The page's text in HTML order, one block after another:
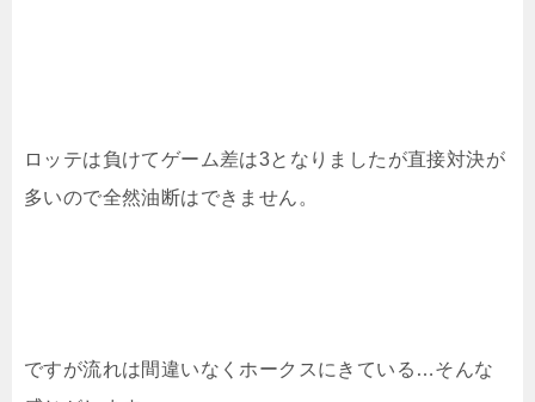
ロッテは負けてゲーム差は3となりましたが直接対決が
多いので全然油断はできません。
ですが流れは間違いなくホークスにきている…そんな